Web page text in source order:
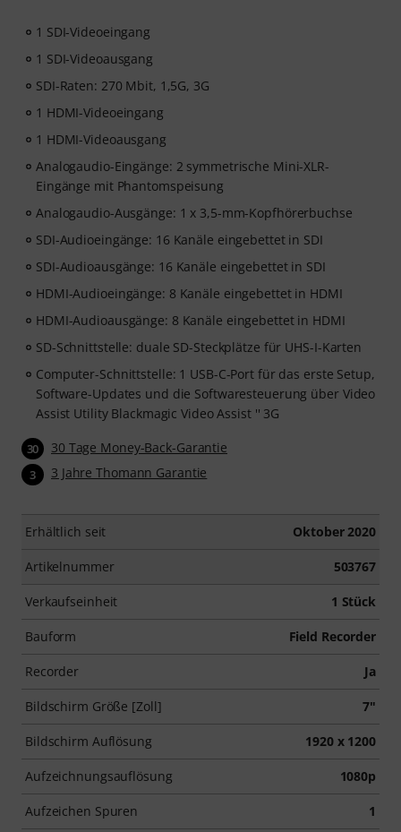
1 SDI-Videoeingang
1 SDI-Videoausgang
SDI-Raten: 270 Mbit, 1,5G, 3G
1 HDMI-Videoeingang
1 HDMI-Videoausgang
Analogaudio-Eingänge: 2 symmetrische Mini-XLR-
Eingänge mit Phantomspeisung
Analogaudio-Ausgänge: 1 x 3,5-mm-Kopfhörerbuchse
SDI-Audioeingänge: 16 Kanäle eingebettet in SDI
SDI-Audioausgänge: 16 Kanäle eingebettet in SDI
HDMI-Audioeingänge: 8 Kanäle eingebettet in HDMI
HDMI-Audioausgänge: 8 Kanäle eingebettet in HDMI
SD-Schnittstelle: duale SD-Steckplätze für UHS-I-Karten
Computer-Schnittstelle: 1 USB-C-Port für das erste Setup,
Software-Updates und die Softwaresteuerung über Video
Assist Utility Blackmagic Video Assist '' 3G
30 30 Tage Money-Back-Garantie
3 3 Jahre Thomann Garantie
Erhältlich seit Oktober 2020
Artikelnummer 503767
Verkaufseinheit 1 Stück
Bauform Field Recorder
Recorder Ja
Bildschirm Größe [Zoll] 7"
Bildschirm Auflösung 1920 x 1200
Aufzeichnungsauflösung 1080p
Aufzeichen Spuren 1